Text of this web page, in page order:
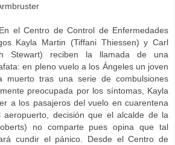
el Centro de Control de Enfermedades
Kayla Martin (Tiffani Thiessen) y Carl
Stewart) reciben la llamada de una
en pleno vuelo a los Ángeles un joven
muerto tras una serie de combulsiones
preocupada por los síntomas, Kayla
a los pasajeros del vuelo en cuarentena
decisión que el alcalde de la
no comparte pues opina que tal
cundir el pánico. Desde el Centro de